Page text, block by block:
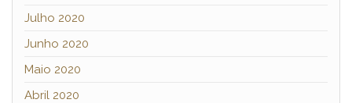
Julho 2020
Junho 2020
Maio 2020
Abril 2020